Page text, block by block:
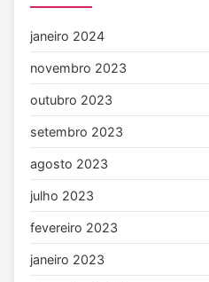
janeiro 2024
novembro 2023
outubro 2023
setembro 2023
agosto 2023
julho 2023
fevereiro 2023
janeiro 2023